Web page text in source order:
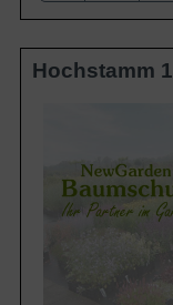
Hochstamm